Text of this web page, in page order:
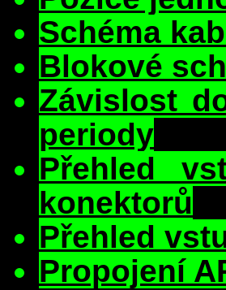
Schéma
Blokové
Závislost
periody
Přehled
konektorů
Přehled
Propojení